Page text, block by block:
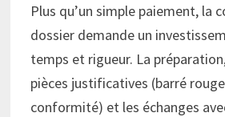
Plus qu’un simple paiement, la
dossier demande un
temps et rigueur. La
pièces justificatives (barré
conformité) et les échanges